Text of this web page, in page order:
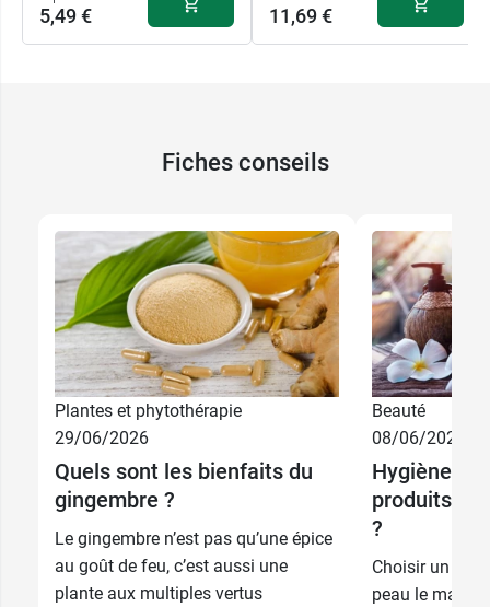
5,49 €
200 ml 5,49 €
500 ml 9,79 €
11,69 €
Fiches conseils
Plantes et phytothérapie
29/06/2026
Quels sont les bienfaits du
gingembre ?
Le gingembre n’est pas qu’une épice
au goût de feu, c’est aussi une
plante aux multiples vertus
Beauté
08/06/2026
Hygiène
produits
?
Choisir un
peau le matin